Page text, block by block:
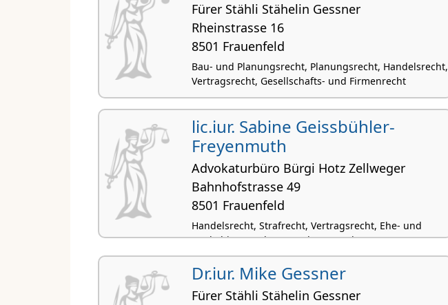
Fürer Stähli Stähelin Gessner
Rheinstrasse 16
8501 Frauenfeld
Bau- und Planungsrecht, Planungsrecht, Handelsrecht,
Vertragsrecht, Gesellschafts- und Firmenrecht
lic.iur. Sabine Geissbühler-
Freyenmuth
Advokaturbüro Bürgi Hotz Zellweger
Bahnhofstrasse 49
8501 Frauenfeld
Handelsrecht, Strafrecht, Vertragsrecht, Ehe- und
Konkubinatsrecht, Verwaltungsrecht
Dr.iur. Mike Gessner
Fürer Stähli Stähelin Gessner